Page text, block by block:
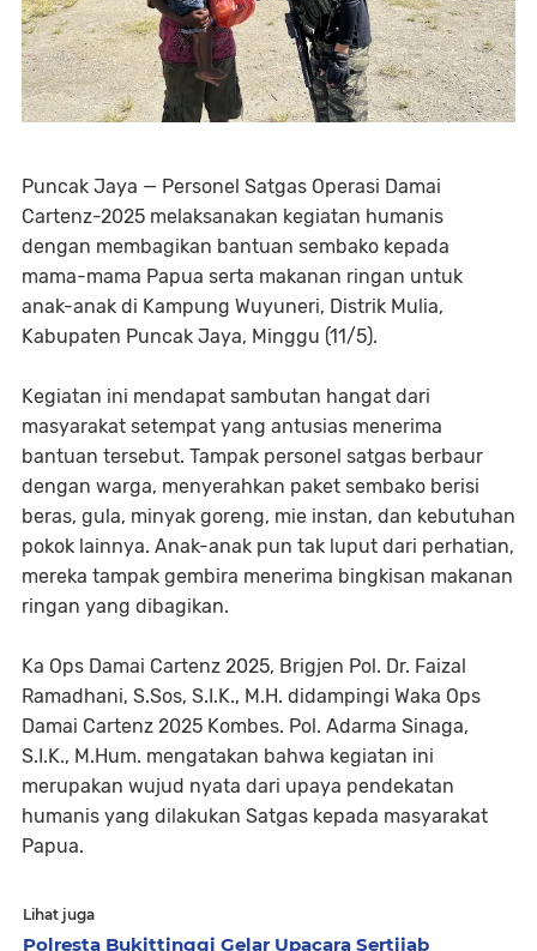
Puncak Jaya — Personel Satgas Operasi Damai
Cartenz-2025 melaksanakan kegiatan humanis
dengan membagikan bantuan sembako kepada
mama-mama Papua serta makanan ringan untuk
anak-anak di Kampung Wuyuneri, Distrik Mulia,
Kabupaten Puncak Jaya, Minggu (11/5).
Kegiatan ini mendapat sambutan hangat dari
masyarakat setempat yang antusias menerima
bantuan tersebut. Tampak personel satgas berbaur
dengan warga, menyerahkan paket sembako berisi
beras, gula, minyak goreng, mie instan, dan kebutuhan
pokok lainnya. Anak-anak pun tak luput dari perhatian,
mereka tampak gembira menerima bingkisan makanan
ringan yang dibagikan.
Ka Ops Damai Cartenz 2025, Brigjen Pol. Dr. Faizal
Ramadhani, S.Sos, S.I.K., M.H. didampingi Waka Ops
Damai Cartenz 2025 Kombes. Pol. Adarma Sinaga,
S.I.K., M.Hum. mengatakan bahwa kegiatan ini
merupakan wujud nyata dari upaya pendekatan
humanis yang dilakukan Satgas kepada masyarakat
Papua.
Lihat juga
Polresta Bukittinggi Gelar Upacara Sertijab